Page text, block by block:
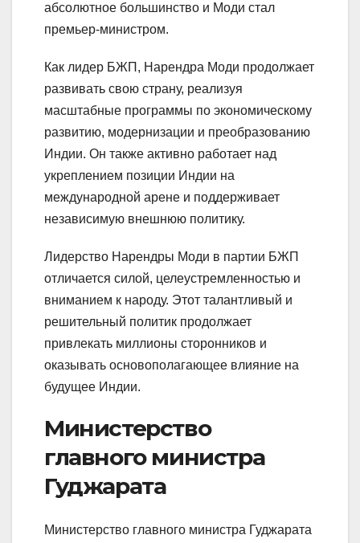
абсолютное большинство и Моди стал
премьер-министром.
Как лидер БЖП, Нарендра Моди продолжает
развивать свою страну, реализуя
масштабные программы по экономическому
развитию, модернизации и преобразованию
Индии. Он также активно работает над
укреплением позиции Индии на
международной арене и поддерживает
независимую внешнюю политику.
Лидерство Нарендры Моди в партии БЖП
отличается силой, целеустремленностью и
вниманием к народу. Этот талантливый и
решительный политик продолжает
привлекать миллионы сторонников и
оказывать основополагающее влияние на
будущее Индии.
Министерство
главного министра
Гуджарата
Министерство главного министра Гуджарата